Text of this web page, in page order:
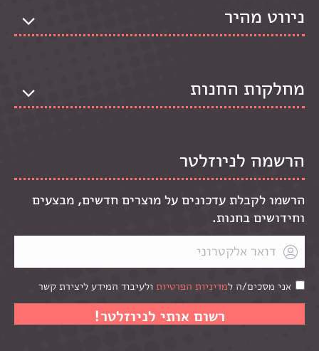
ניווט מהיר
מחלקות החנות
הרשמה לניוזלטר
הרשמו לקבלת עדכונים על מוצרים חדשים, מבצעים
וחידושים בחנות.
אני מסכים/ה למדיניות הפרטיות ולעיבוד המידע ליצירת קשר